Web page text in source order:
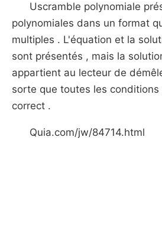
Uscramble polynomiale
polynomiales dans un format
multiples . L'équation et la
sont présentés , mais la
appartient au lecteur de
sorte que toutes les
correct .
Quia.com/jw/84714.html